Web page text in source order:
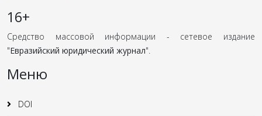
16+
Средство массовой информации - сетевое издание
"Евразийский юридический журнал".
Меню
DOI